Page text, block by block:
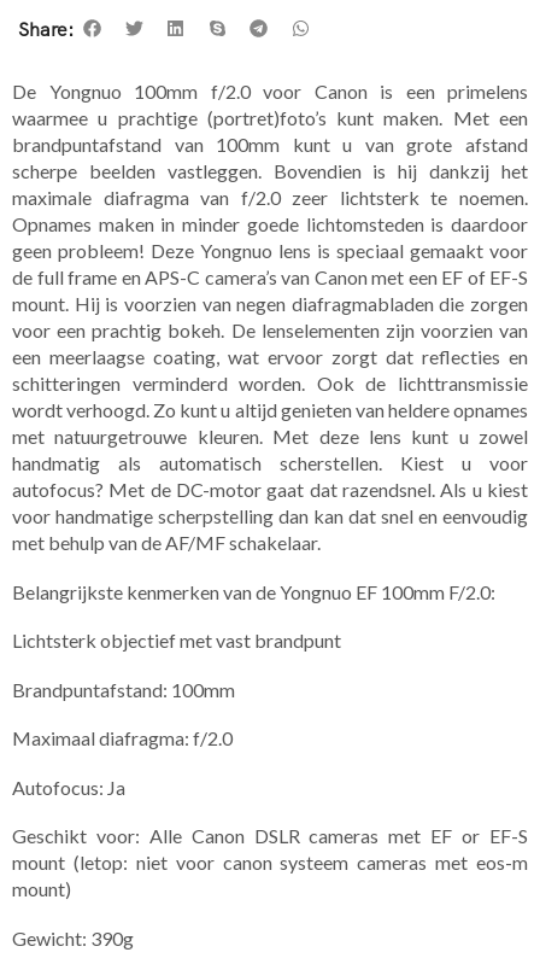
Share:
De Yongnuo 100mm f/2.0 voor Canon is een primelens
waarmee u prachtige (portret)foto’s kunt maken. Met een
brandpuntafstand van 100mm kunt u van grote afstand
scherpe beelden vastleggen. Bovendien is hij dankzij het
maximale diafragma van f/2.0 zeer lichtsterk te noemen.
Opnames maken in minder goede lichtomsteden is daardoor
geen probleem! Deze Yongnuo lens is speciaal gemaakt voor
de full frame en APS-C camera’s van Canon met een EF of EF-S
mount. Hij is voorzien van negen diafragmabladen die zorgen
voor een prachtig bokeh. De lenselementen zijn voorzien van
een meerlaagse coating, wat ervoor zorgt dat reflecties en
schitteringen verminderd worden. Ook de lichttransmissie
wordt verhoogd. Zo kunt u altijd genieten van heldere opnames
met natuurgetrouwe kleuren. Met deze lens kunt u zowel
handmatig als automatisch scherstellen. Kiest u voor
autofocus? Met de DC-motor gaat dat razendsnel. Als u kiest
voor handmatige scherpstelling dan kan dat snel en eenvoudig
met behulp van de AF/MF schakelaar.
Belangrijkste kenmerken van de Yongnuo EF 100mm F/2.0:
Lichtsterk objectief met vast brandpunt
Brandpuntafstand: 100mm
Maximaal diafragma: f/2.0
Autofocus: Ja
Geschikt voor: Alle Canon DSLR cameras met EF or EF-S
mount (letop: niet voor canon systeem cameras met eos-m
mount)
Gewicht: 390g